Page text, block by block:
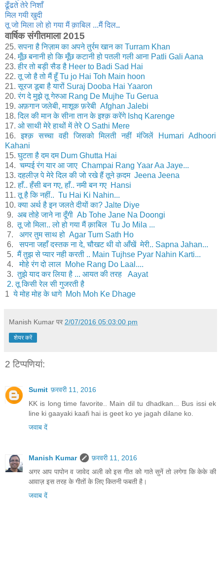
ढूँढते तेरे निशाँ
मिल गयी खुदी
तू जो मिला लो हो गया मैं क़ाबिल ...मैं दिल..
वार्षिक संगीतमाला 2015
25.सपना है निज़ाम का अपने तुर्रम खान का Turram Khan
24.मूँछ बनानी हो कि मूँछ कटानी हो पतली गली आना Patli Gali Aana
23.हीर तो बड़ी सैड है Heer to Badi Sad Hai
22.तू जो है तो मैं हूँ Tu jo Hai Toh Main hoon
21. सूरज डूबा है यारों Suraj Dooba Hai Yaaron
20.रंग दे मुझे तू गेरुआ Rang De Mujhe Tu Gerua
19. अफ़गान जलेबी, माशूक फ़रेबी Afghan Jalebi
18. दिल की मान के सीना तान के इश्क़ करेंगे Ishq Karenge
17. ओ साथी मेरे हाथों में तेरे O Sathi Mere
16. इश्क़ सच्चा वही जिसको मिलती नहीं मंजिलें Humari Adhoori
Kahani
15.घुटता है दम दम Dum Ghutta Hai
14.चम्पई रंग यार आ जाए Champai Rang Yaar Aa Jaye...
13.दहलीज़ पे मेरे दिल की जो रखे हैं तूने क़दम Jeena Jeena
12. हाँ.. हँसी बन गए, हाँ.. नमी बन गए Hansi
11.तू है कि नहीं.. Tu Hai Ki Nahin...
10.क्या अर्थ है इन जलते दीयों का? Jalte Diye
9. अब तोहे जाने ना दूँगी Ab Tohe Jane Na Doongi
8.तू जो मिला.. लो हो गया मैं क़ाबिल Tu Jo Mila ...
7. अगर तुम साथ हो Agar Tum Sath Ho
6.सपना जहाँ दस्तक ना दे, चौखट थी वो आँखें मेरी.. Sapna Jahan...
5.मैं तुझ से प्यार नही करती .. Main Tujhse Pyar Nahin Karti...
4.
मोहे रंग दो लाल Mohe Rang Do Laal....
3.तुझे याद कर लिया है ... आयत की तरह Aayat
2. तू किसी रेल सी गुजरती है
1ये मोह मोह के धागे Moh Moh Ke Dhage
Manish Kumar पर 2/07/2016 05:03:00 pm
शेयर करें
2 टिप्‍पणियां:
Sumit फ़रवरी 11, 2016
KK is long time favorite.. Main dil tu dhadkan... Bus issi ek
line ki gaayaki kaafi hai is geet ko ye jagah dilane ko.
जवाब दें
Manish Kumar
फ़रवरी 11, 2016
अगर आप पापोन व जावेद अली को इस गीत को गाते सुनें तो लगेगा कि केके की
आवाज़ इस तरह के गीतों के लिए कितनी फबती है।
जवाब दें